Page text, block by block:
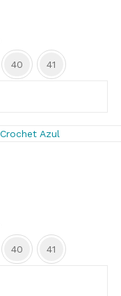
40 41
40 41